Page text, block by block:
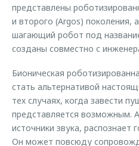
представлены
и второго (Argos)
шагающий робот под
созданы совместно с
Бионическая
стать альтернативой
тех случаях, когда завести
представляется возможным.
источники звука, распознает
Он может повсюду